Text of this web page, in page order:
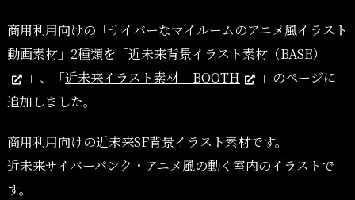
商用利用向けの「サイバーなマイルームのアニメ風イラスト
動画素材」2種類を「近未来背景イラスト素材（BASE）
」、「近未来イラスト素材 – BOOTH
」のページに
追加しました。
商用利用向けの近未来SF背景イラスト素材です。
近未来サイバーパンク・アニメ風の動く室内のイラストで
す。